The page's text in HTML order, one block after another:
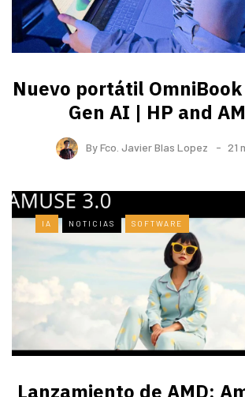
Nuevo portátil
Gen AI | HP and
ByFco. Javier Blas Lopez 21
IA NOTICIAS SOFTWARE
Lanzamiento de AMD: